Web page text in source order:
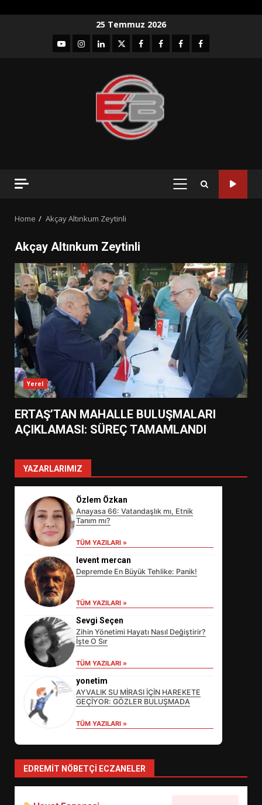
25 Temmuz 2026
YouTubeInstagram
LinkedIntwitterfacebook-Facebook-
Facebook-Facebook-
PRIMARY
Home Akçay Altınkum Zeytinli
Akçay Altınkum Zeytinli
Yerel
ERTAŞ’TAN MAHALLE BULUŞMALARI
AÇIKLAMASI: SÜREÇ TAMAMLANDI
YAZARLARIMIZ
Özlem Özkan
Anayasa 66: Vatandaşlık mı, Etnik
Tanım mı?
TÜM YAZILARI »
levent mercan
Depremde En Büyük Tehlike: Panik!
TÜM YAZILARI »
Sevgi Seçen
Zihin Yönetimi Hayatı Nasıl Değiştirir?
İşte O Sır
TÜM YAZILARI »
yonetim
AYVALIK SU MİRASI İÇİN HAREKETE
GEÇİYOR: GÖZLER BULUŞMADA
TÜM YAZILARI »
EDREMIT NÖBETÇI ECZANELER
SÜRDÜRÜLEBİLİRLİKTE NE
DEĞİŞECEK?
4